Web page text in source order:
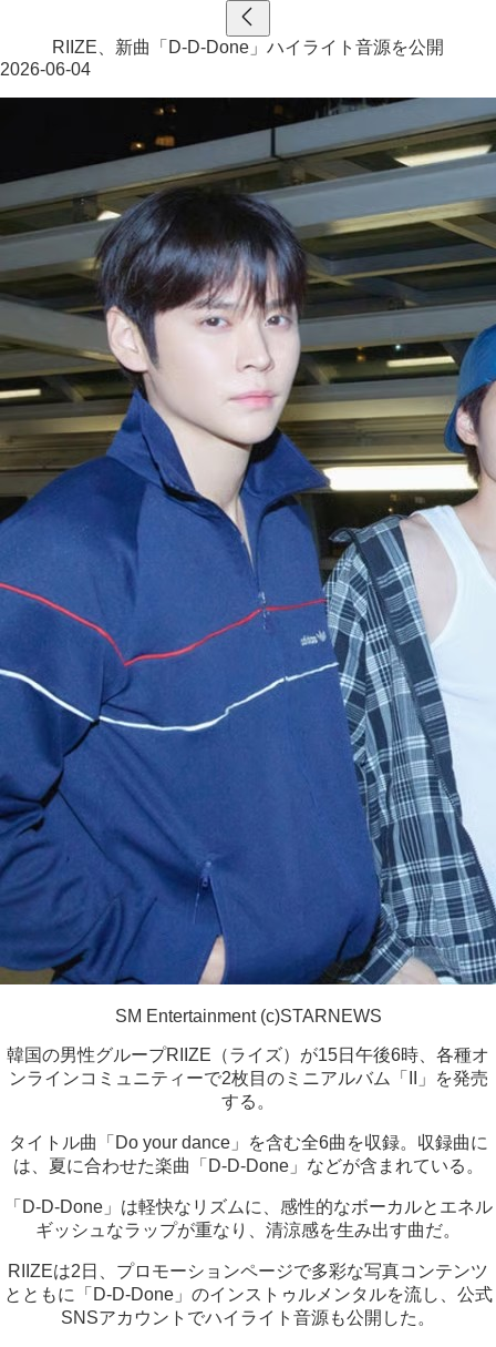
RIIZE、新曲「D-D-Done」ハイライト音源を公開
2026-06-04
SM Entertainment (c)STARNEWS
韓国の男性グループRIIZE（ライズ）が15日午後6時、各種オ
ンラインコミュニティーで2枚目のミニアルバム「II」を発売
する。
タイトル曲「Do your dance」を含む全6曲を収録。収録曲に
は、夏に合わせた楽曲「D-D-Done」などが含まれている。
「D-D-Done」は軽快なリズムに、感性的なボーカルとエネル
ギッシュなラップが重なり、清涼感を生み出す曲だ。
RIIZEは2日、プロモーションページで多彩な写真コンテンツ
とともに「D-D-Done」のインストゥルメンタルを流し、公式
SNSアカウントでハイライト音源も公開した。